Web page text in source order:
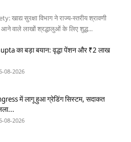
सुरक्षा विभाग ने राज्य-स्तरीय श्रावणी
आने वाले लाखों श्रद्धालुओं के लिए शुद्ध...
का बड़ा बयान: वृद्धा पेंशन और ₹2 लाख
08-2026
में लागू हुआ ग्रेडिंग सिस्टम, सदाकत
08-2026